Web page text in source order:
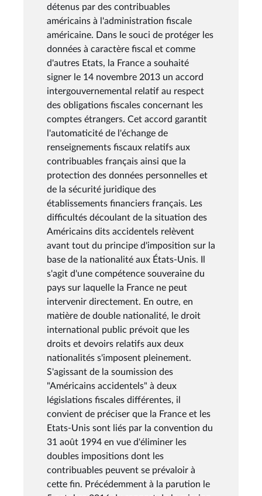
détenus par des contribuables
américains à l'administration fiscale
américaine. Dans le souci de protéger les
données à caractère fiscal et comme
d'autres Etats, la France a souhaité
signer le 14 novembre 2013 un accord
intergouvernemental relatif au respect
des obligations fiscales concernant les
comptes étrangers. Cet accord garantit
l'automaticité de l'échange de
renseignements fiscaux relatifs aux
contribuables français ainsi que la
protection des données personnelles et
de la sécurité juridique des
établissements financiers français. Les
difficultés découlant de la situation des
Américains dits accidentels relèvent
avant tout du principe d'imposition sur la
base de la nationalité aux États-Unis. Il
s'agit d'une compétence souveraine du
pays sur laquelle la France ne peut
intervenir directement. En outre, en
matière de double nationalité, le droit
international public prévoit que les
droits et devoirs relatifs aux deux
nationalités s'imposent pleinement.
S'agissant de la soumission des
"Américains accidentels" à deux
législations fiscales différentes, il
convient de préciser que la France et les
Etats-Unis sont liés par la convention du
31 août 1994 en vue d'éliminer les
doubles impositions dont les
contribuables peuvent se prévaloir à
cette fin. Précédemment à la parution le